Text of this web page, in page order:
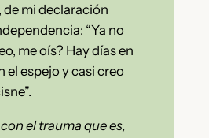
mi declaración
“Ya no
me oís? Hay días en
el espejo y casi creo
el trauma que es,